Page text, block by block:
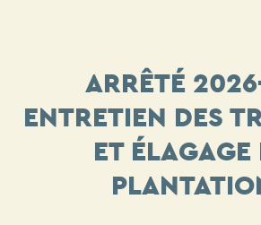
ARRÊTÉ
ENTRETIEN DES
ET ÉLAGAGE
Services à la population